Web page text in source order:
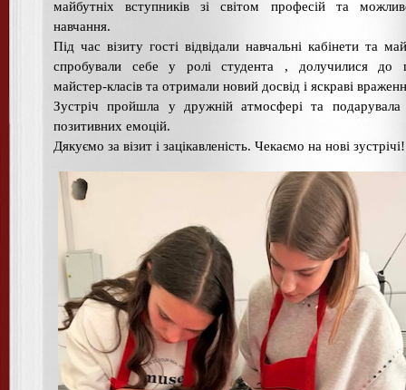
майбутніх вступників зі світом професій та
навчання.
Під час візиту гості відвідали навчальні кабінети та
спробували себе у ролі студента , долучилися до
майстер-класів та отримали новий досвід і яскраві
Зустріч пройшла у дружній атмосфері та подарувала
позитивних емоцій.
Дякуємо за візит і зацікавленість. Чекаємо на нові зустрічі!